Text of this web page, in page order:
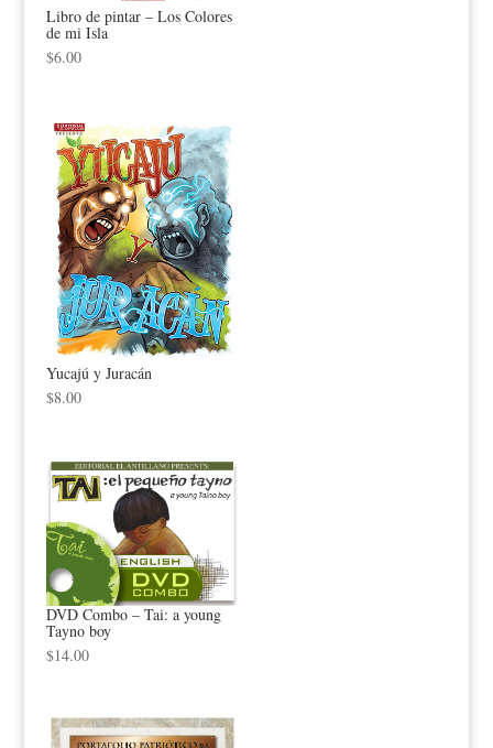
Libro de pintar – Los Colores
de mi Isla
$6.00
Yucajú y Juracán
$8.00
DVD Combo – Tai: a young
Tayno boy
$14.00